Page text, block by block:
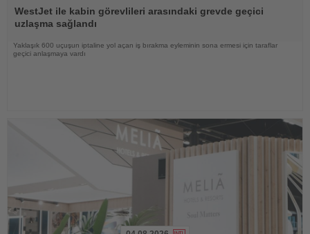
Oku
WestJet ile kabin görevlileri arasındaki grevde geçici
uzlaşma sağlandı
Yaklaşık 600 uçuşun iptaline yol açan iş bırakma eyleminin sona ermesi için taraflar
geçici anlaşmaya vardı